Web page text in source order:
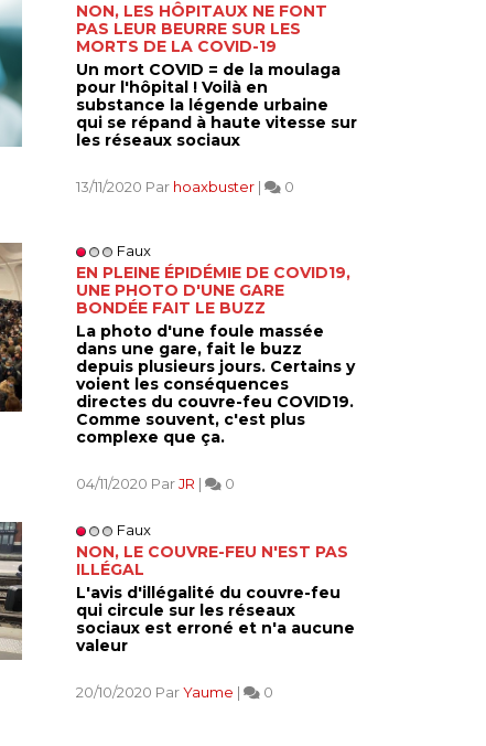
NON, LES HÔPITAUX NE FONT
PAS LEUR BEURRE SUR LES
MORTS DE LA COVID-19
Un mort COVID = de la moulaga
pour l'hôpital ! Voilà en
substance la légende urbaine
qui se répand à haute vitesse sur
les réseaux sociaux
13/11/2020 Par hoaxbuster | 0
Faux
EN PLEINE ÉPIDÉMIE DE COVID19,
UNE PHOTO D'UNE GARE
BONDÉE FAIT LE BUZZ
La photo d'une foule massée
dans une gare, fait le buzz
depuis plusieurs jours. Certains y
voient les conséquences
directes du couvre-feu COVID19.
Comme souvent, c'est plus
complexe que ça.
04/11/2020 ParJR | 0
Faux
NON, LE COUVRE-FEU N'EST PAS
ILLÉGAL
L'avis d'illégalité du couvre-feu
qui circule sur les réseaux
sociaux est erroné et n'a aucune
valeur
20/10/2020 ParYaume | 0